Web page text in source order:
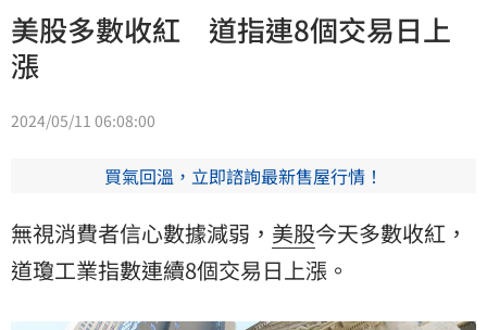
美股多數收紅 道指連8個交易日上
漲
2024/05/11 06:08:00
買氣回溫，立即諮詢最新售屋行情！
無視消費者信心數據減弱， 美股今天多數收紅，
道瓊工業指數連續8個交易日上漲。